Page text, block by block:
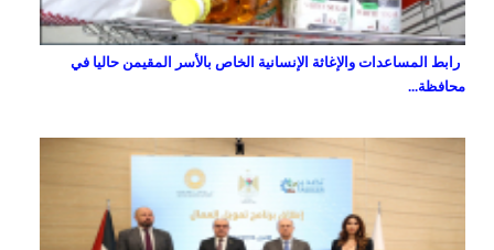
رابط المساعدات والإغاثة الإنسانية الخاص بالأسر المقيمن حاليا في
محافظة...